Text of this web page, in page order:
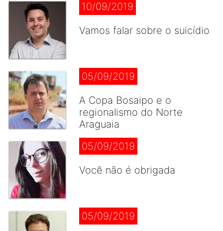
10/09/2019
Vamos falar sobre o suicídio
05/09/2019
A Copa Bosaipo e o
regionalismo do Norte
Araguaia
05/09/2019
Você não é obrigada
05/09/2019